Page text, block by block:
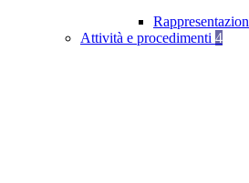
Attività e procedimenti 4